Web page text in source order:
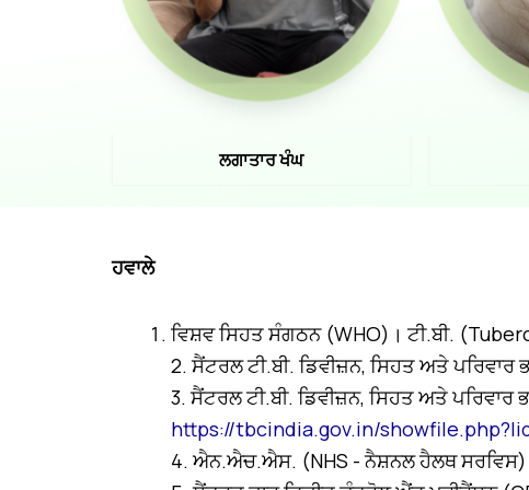
ਲਗਾਤਾਰ ਖੰਘ
ਹਵਾਲੇ
ਵਿਸ਼ਵ ਸਿਹਤ ਸੰਗਠਨ (WHO)। ਟੀ.ਬੀ.
2. ਸੈਂਟਰਲ ਟੀ.ਬੀ. ਡਿਵੀਜ਼ਨ, ਸਿਹਤ ਅਤੇ
3. ਸੈਂਟਰਲ ਟੀ.ਬੀ. ਡਿਵੀਜ਼ਨ, ਸਿਹਤ ਅਤੇ
https://tbcindia.gov.in/
4. ਐਨ.ਐਚ.ਐਸ. (NHS - ਨੈਸ਼ਨਲ ਹੈਲਥ